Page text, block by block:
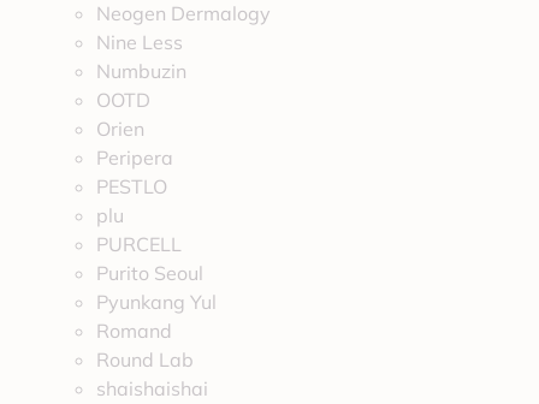
Neogen Dermalogy
Nine Less
Numbuzin
OOTD
Orien
Peripera
PESTLO
plu
PURCELL
Purito Seoul
Pyunkang Yul
Romand
Round Lab
shaishaishai